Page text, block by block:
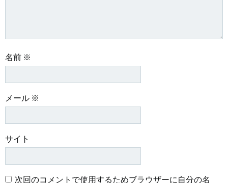
名前 ※
メール ※
サイト
次回のコメントで使用するためブラウザーに自分の名